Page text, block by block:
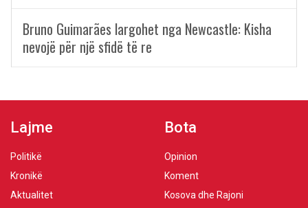
Bruno Guimarães largohet nga Newcastle: Kisha
nevojë për një sfidë të re
Lajme
Politikë
Kronikë
Aktualitet
Bota
Opinion
Koment
Kosova dhe Rajoni